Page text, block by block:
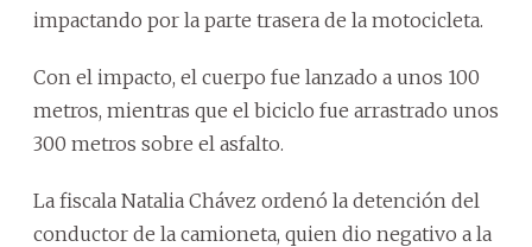
impactando por la parte trasera de la motocicleta.
Con el impacto, el cuerpo fue lanzado a unos 100
metros, mientras que el biciclo fue arrastrado unos
300 metros sobre el asfalto.
La fiscala Natalia Chávez ordenó la detención del
conductor de la camioneta, quien dio negativo a la